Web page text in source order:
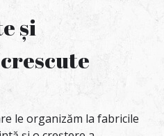
și
le organizăm la fabricile